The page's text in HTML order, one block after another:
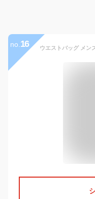
no. 16